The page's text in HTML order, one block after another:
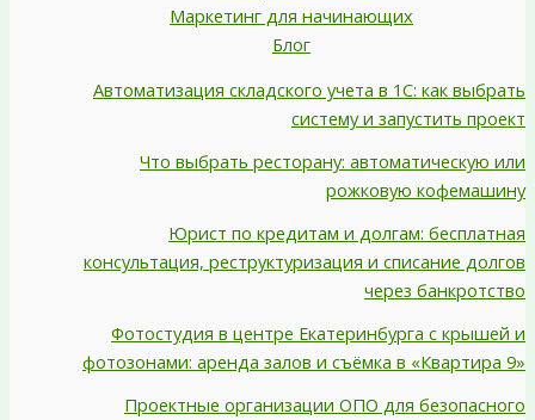
Маркетинг для начинающих
Блог
Автоматизация складского учета в 1С: как выбрать
систему и запустить проект
Что выбрать ресторану: автоматическую или
рожковую кофемашину
Юрист по кредитам и долгам: бесплатная
консультация, реструктуризация и списание долгов
через банкротство
Фотостудия в центре Екатеринбурга с крышей и
фотозонами: аренда залов и съёмка в «Квартира 9»
Проектные организации ОПО для безопасного